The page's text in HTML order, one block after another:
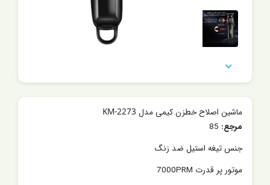

ماشین اصلاح خطزن کیمی مدل KM-2273
مرجع:
جنس تیغه استیل ضد زنگ
موتور پر قدرت 7000PRM